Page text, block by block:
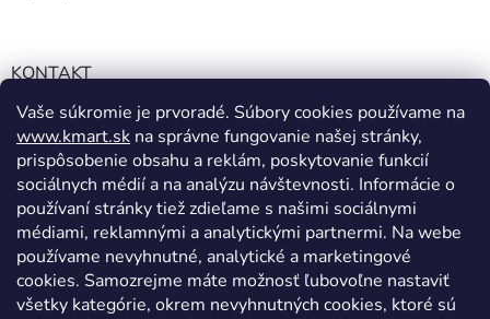
Vaše súkromie je prvoradé. Súbory cookies používame na
www.kmart.sk na správne fungovanie našej stránky,
prispôsobenie obsahu a reklám, poskytovanie funkcií
sociálnych médií a na analýzu návštevnosti. Informácie o
používaní stránky tiež zdieľame s našimi sociálnymi
médiami, reklamnými a analytickými partnermi. Na webe
používame nevyhnutné, analytické a marketingové
cookies. Samozrejme máte možnosť ľubovoľne nastaviť
všetky kategórie, okrem nevyhnutných cookies, ktoré sú
KONTAKT
info@kmart.sk
+421 947 979 193
+421 947 979 193
facebook.com/Kolieramarket